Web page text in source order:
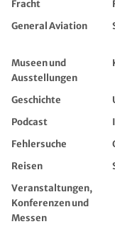
Fracht
General Aviation
Museen und
Ausstellungen
Geschichte
Podcast
Fehlersuche
Reisen
Veranstaltungen,
Konferenzen und
Messen